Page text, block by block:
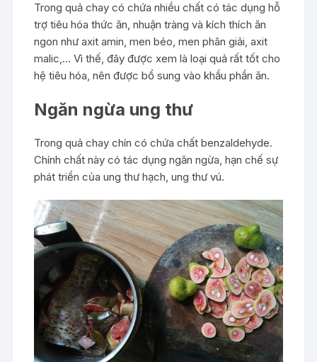
Trong quả chay có chứa nhiều chất có tác dụng hỗ
trợ tiêu hóa thức ăn, nhuận tràng và kích thích ăn
ngon như axit amin, men béo, men phân giải, axit
malic,… Vì thế, đây được xem là loại quả rất tốt cho
hệ tiêu hóa, nên được bổ sung vào khẩu phần ăn.
Ngăn ngừa ung thư
Trong quả chay chín có chứa chất benzaldehyde.
Chính chất này có tác dụng ngăn ngừa, hạn chế sự
phát triển của ung thư hạch, ung thư vú.